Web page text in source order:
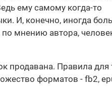
ему самому когда-то
И, конечно, иногда
мнению автора,
продавана. Правила для
форматов - fb2,